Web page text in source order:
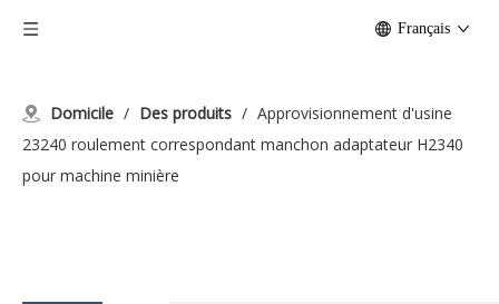
Français
Domicile / Des produits / Approvisionnement d'usine
23240 roulement correspondant manchon adaptateur H2340
pour machine minière